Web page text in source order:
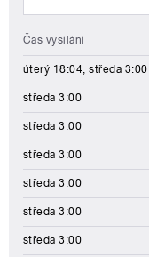
Čas vysílání
úterý 18:04, středa 3:00
středa 3:00
středa 3:00
středa 3:00
středa 3:00
středa 3:00
středa 3:00